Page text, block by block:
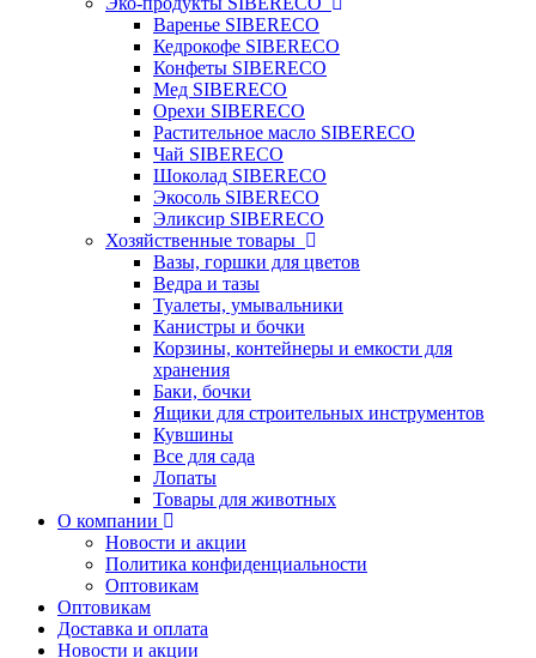
Варенье SIBERECO
Кедрокофе SIBERECO
Конфеты SIBERECO
Мед SIBERECO
Орехи SIBERECO
Растительное масло SIBERECO
Чай SIBERECO
Шоколад SIBERECO
Экосоль SIBERECO
Эликсир SIBERECO
Хозяйственные товары
Вазы, горшки для цветов
Ведра и тазы
Туалеты, умывальники
Канистры и бочки
Корзины, контейнеры и емкости для
хранения
Баки, бочки
Ящики для строительных инструментов
Кувшины
Все для сада
Лопаты
Товары для животных
О компании
Новости и акции
Политика конфиденциальности
Оптовикам
Оптовикам
Доставка и оплата
Новости и акции